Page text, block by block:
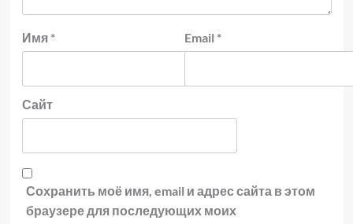
Имя * Email *
Сайт
Сохранить моё имя, email и адрес сайта в этом
браузере для последующих моих